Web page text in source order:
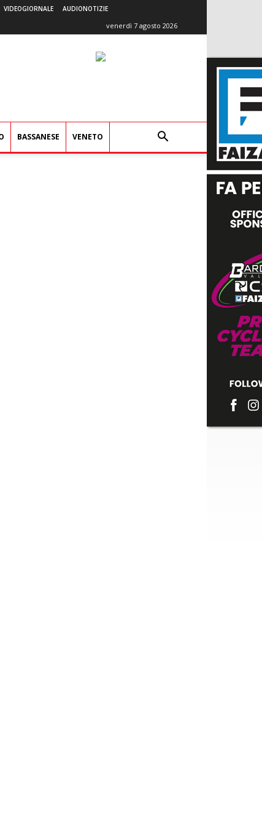
VIDEOGIORNALE AUDIONOTIZIE
venerdì 7 agosto 2026
BASSANESE VENETO